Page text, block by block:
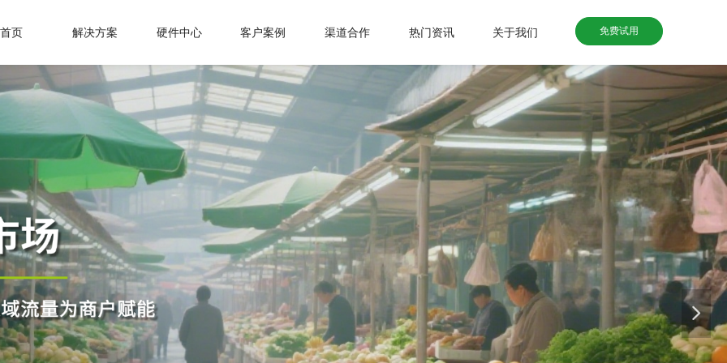
넲
首页 解决方案 硬件中心 客户案例 渠道合作 热门资讯 关于我们 免费试用